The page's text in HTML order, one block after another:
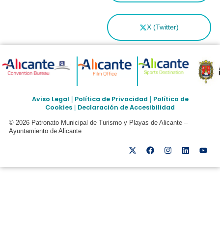
X (Twitter)
Aviso Legal Política de Privacidad
Política de
Cookies
Declaración de Accesibilidad
© 2026 Patronato Municipal de Turismo y Playas de Alicante –
Ayuntamiento de Alicante